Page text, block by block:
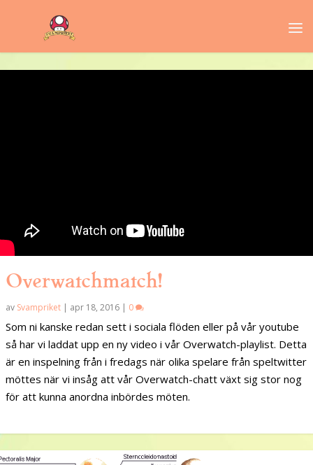
Overwatchmatch!
av Svampriket | apr 18, 2016 | 0
Som ni kanske redan sett i sociala flöden eller på vår youtube
så har vi laddat upp en ny video i vår Overwatch-playlist. Detta
är en inspelning från i fredags när olika spelare från speltwitter
möttes när vi insåg att vår Overwatch-chatt växt sig stor nog
för att kunna anordna inbördes möten.